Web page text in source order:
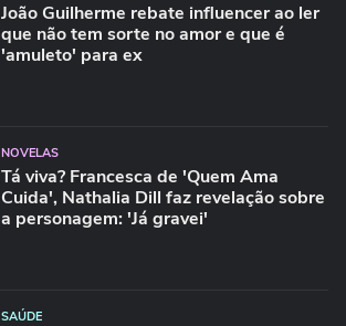
João Guilherme rebate influencer ao ler
que não tem sorte no amor e que é
'amuleto' para ex
NOVELAS
Tá viva? Francesca de 'Quem Ama
Cuida', Nathalia Dill faz revelação sobre
a personagem: 'Já gravei'
SAÚDE